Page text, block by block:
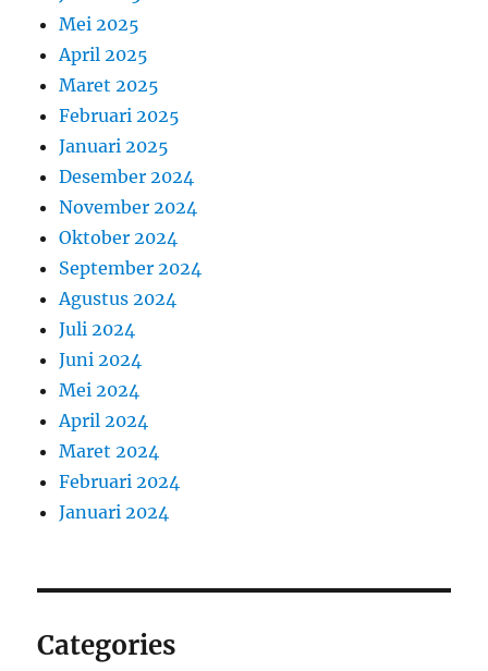
Mei 2025
April 2025
Maret 2025
Februari 2025
Januari 2025
Desember 2024
November 2024
Oktober 2024
September 2024
Agustus 2024
Juli 2024
Juni 2024
Mei 2024
April 2024
Maret 2024
Februari 2024
Januari 2024
Categories